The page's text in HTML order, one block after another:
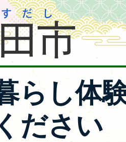
らし体
ださい